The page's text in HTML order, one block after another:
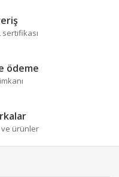
bulunuyor.
pahalı.
olmalı.
sertifikası
ödeme
ürünler